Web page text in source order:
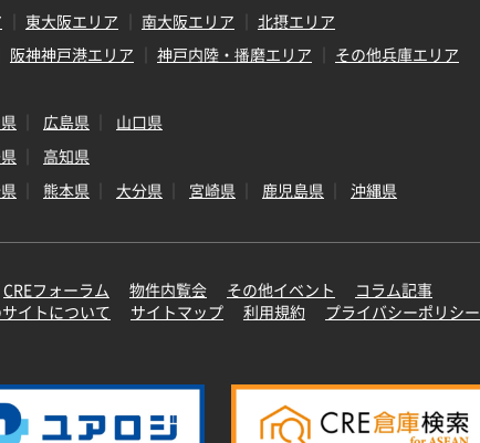
東大阪エリア 南大阪エリア
北摂エリア
阪神神戸港エリア 神戸内陸・播磨エリア
その他兵庫エリア
広島県
山口県
高知県
熊本県 大分県 宮崎県 鹿児島県 沖縄県
CREフォーラム 物件内覧会 その他イベント
コラム記事
イトについて サイトマップ 利用規約 プライバシーポリシー